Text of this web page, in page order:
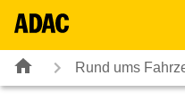
Rund ums